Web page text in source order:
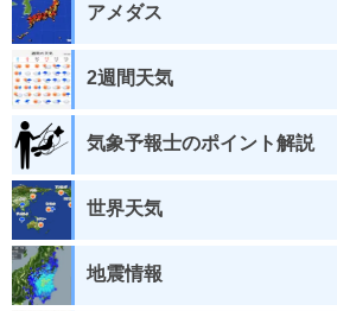
アメダス
2週間天気
気象予報士のポイント解説
世界天気
地震情報